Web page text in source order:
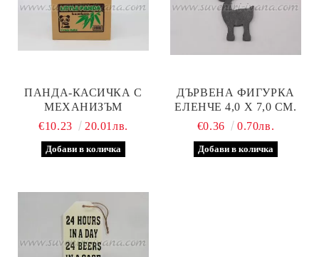
ПАНДА-КАСИЧКА С
МЕХАНИЗЪМ
€10.23
20.01лв.
ДЪРВЕНА ФИГУРКА
ЕЛЕНЧЕ 4,0 Х 7,0 СМ.
€0.36
0.70лв.